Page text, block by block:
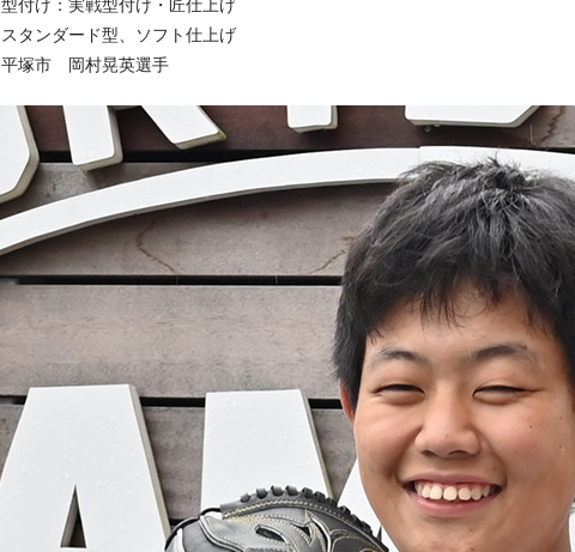
型付け：実戦型付け・匠仕上げ
スタンダード型、ソフト仕上げ
平塚市 岡村晃英選手